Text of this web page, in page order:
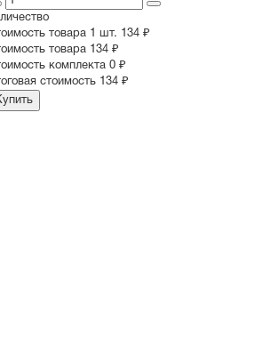
товара 1 шт. 134 ₽
товара 134 ₽
комплекта 0 ₽
стоимость 134 ₽